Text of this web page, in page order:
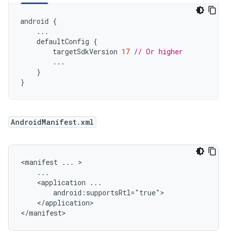
android {
...
defaultConfig {
targetSdkVersion 17 // Or higher
...
}
}
AndroidManifest.xml
<manifest ...
<application
</application>
</manifest>